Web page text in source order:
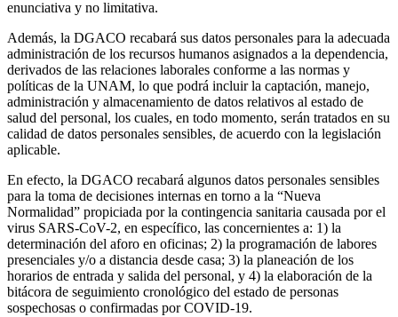
enunciativa y no limitativa.
Además, la DGACO recabará sus datos personales para la adecuada
administración de los recursos humanos asignados a la dependencia,
derivados de las relaciones laborales conforme a las normas y
políticas de la UNAM, lo que podrá incluir la captación, manejo,
administración y almacenamiento de datos relativos al estado de
salud del personal, los cuales, en todo momento, serán tratados en su
calidad de datos personales sensibles, de acuerdo con la legislación
aplicable.
En efecto, la DGACO recabará algunos datos personales sensibles
para la toma de decisiones internas en torno a la “Nueva
Normalidad” propiciada por la contingencia sanitaria causada por el
virus SARS-CoV-2, en específico, las concernientes a: 1) la
determinación del aforo en oficinas; 2) la programación de labores
presenciales y/o a distancia desde casa; 3) la planeación de los
horarios de entrada y salida del personal, y 4) la elaboración de la
bitácora de seguimiento cronológico del estado de personas
sospechosas o confirmadas por COVID-19.